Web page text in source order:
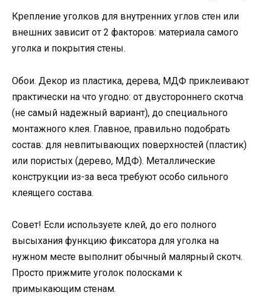
Крепление уголков для внутренних углов стен или
внешних зависит от 2 факторов: материала самого
уголка и покрытия стены.
Обои. Декор из пластика, дерева, МДФ приклеивают
практически на что угодно: от двустороннего скотча
(не самый надежный вариант), до специального
монтажного клея. Главное, правильно подобрать
состав: для невпитывающих поверхностей (пластик)
или пористых (дерево, МДФ). Металлические
конструкции из-за веса требуют особо сильного
клеящего состава.
Совет! Если используете клей, до его полного
высыхания функцию фиксатора для уголка на
нужном месте выполнит обычный малярный скотч.
Просто прижмите уголок полосками к
примыкающим стенам.